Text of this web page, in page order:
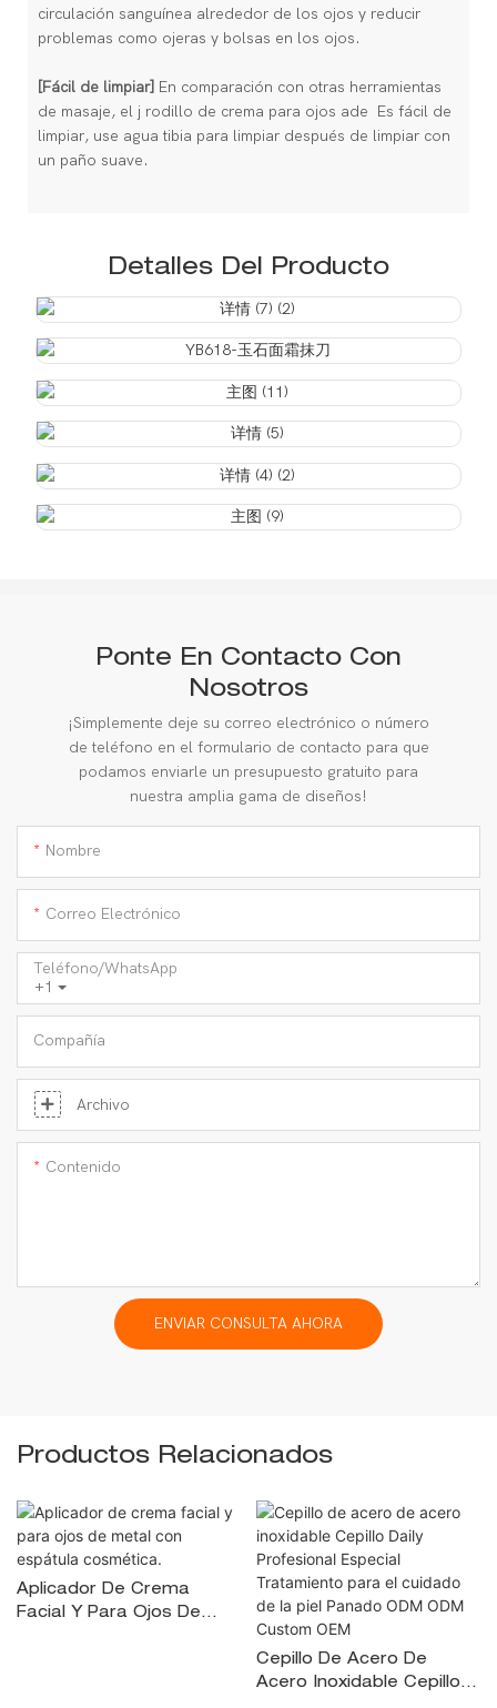
circulación sanguínea alrededor de los ojos y reducir
problemas como ojeras y bolsas en los ojos.
[Fácil de limpiar] En comparación con otras herramientas
de masaje, el j rodillo de crema para ojos ade Es fácil de
limpiar, use agua tibia para limpiar después de limpiar con
un paño suave.
Detalles Del Producto
Ponte En Contacto Con
Nosotros
¡Simplemente deje su correo electrónico o número
de teléfono en el formulario de contacto para que
podamos enviarle un presupuesto gratuito para
nuestra amplia gama de diseños!
Nombre
Correo Electrónico
+1
Teléfono/WhatsApp
Compañía
Archivo
Contenido
ENVIAR CONSULTA AHORA
Productos Relacionados
Aplicador De Crema
Facial Y Para Ojos De
Cepillo De Acero De
Acero Inoxidable Cepillo